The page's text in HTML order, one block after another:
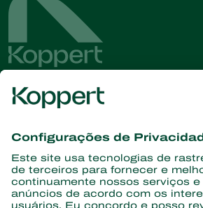
informações
Assine aqui